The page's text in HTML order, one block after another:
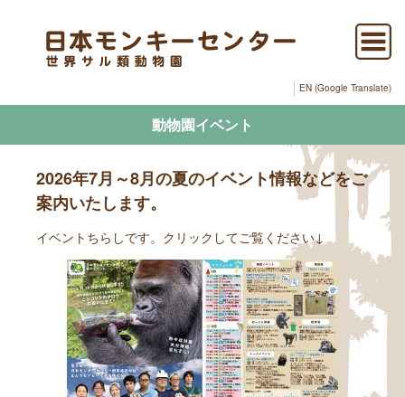
EN (Google Translate)
動物園イベント
2026年7月～8月の夏のイベント情報などをご
案内いたします。
イベントちらしです。クリックしてご覧ください↓